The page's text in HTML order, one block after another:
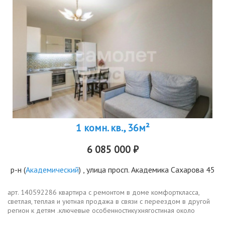
1 комн. кв., 36м²
6 085 000 ₽
р-н (Академический) , улица просп. Академика Сахарова 45
арт. 140592286 квартира с ремонтом в доме комфорткласса,
светлая, теплая и уютная продажа в связи с переездом в другой
регион к детям .ключевые особенностикухнягостиная около